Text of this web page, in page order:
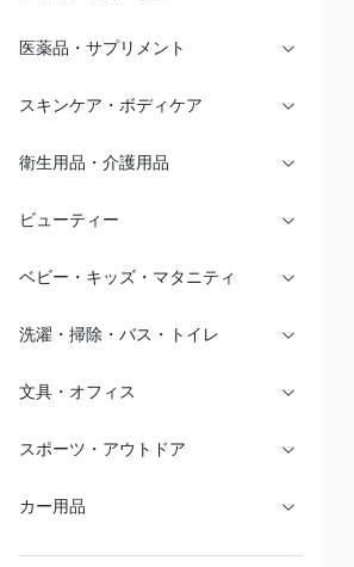
スポーツ・アウトドア
カー用品